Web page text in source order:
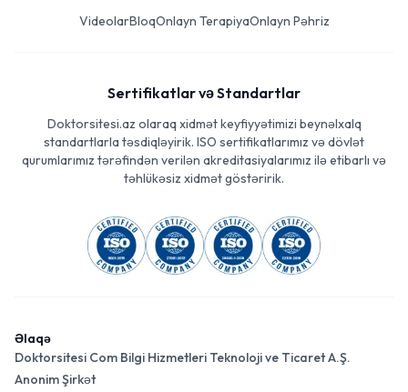
VideolarBloqOnlayn TerapiyaOnlayn Pəhriz
Sertifikatlar və Standartlar
Doktorsitesi.az olaraq xidmət keyfiyyətimizi beynəlxalq
standartlarla təsdiqləyirik. ISO sertifikatlarımız və dövlət
qurumlarımız tərəfindən verilən akreditasiyalarımız ilə etibarlı və
təhlükəsiz xidmət göstəririk.
Əlaqə
Doktorsitesi Com Bilgi Hizmetleri Teknoloji ve Ticaret A.Ş.
Anonim Şirkət